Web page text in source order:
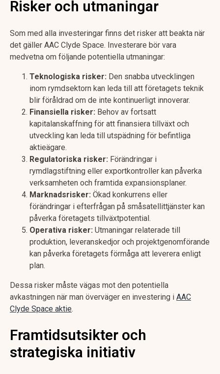
Risker och utmaningar
Som med alla investeringar finns det risker att beakta när
det gäller AAC Clyde Space. Investerare bör vara
medvetna om följande potentiella utmaningar:
Teknologiska risker: Den snabba utvecklingen
inom rymdsektorn kan leda till att företagets teknik
blir föråldrad om de inte kontinuerligt innoverar.
Finansiella risker: Behov av fortsatt
kapitalanskaffning för att finansiera tillväxt och
utveckling kan leda till utspädning för befintliga
aktieägare.
Regulatoriska risker: Förändringar i
rymdlagstiftning eller exportkontroller kan påverka
verksamheten och framtida expansionsplaner.
Marknadsrisker: Ökad konkurrens eller
förändringar i efterfrågan på småsatellittjänster kan
påverka företagets tillväxtpotential.
Operativa risker: Utmaningar relaterade till
produktion, leveranskedjor och projektgenomförande
kan påverka företagets förmåga att leverera enligt
plan.
Dessa risker måste vägas mot den potentiella
avkastningen när man överväger en investering i AAC
Clyde Space aktie.
Framtidsutsikter och
strategiska initiativ